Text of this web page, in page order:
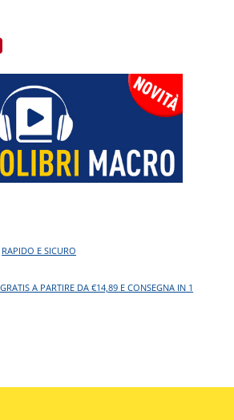
RAPIDO E SICURO
GRATIS A PARTIRE DA €14,89 E CONSEGNA IN 1